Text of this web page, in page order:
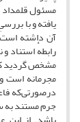
مسئول
یافته و با
آن داشته است
رابطهٔ استناد
مشخص گردید
مجرمانه است
درصورتی‌که
جرم مستند به